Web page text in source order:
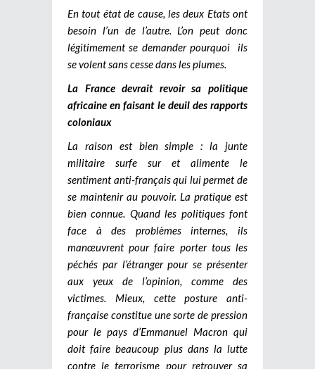
En tout état de cause, les deux Etats ont
besoin l’un de l’autre. L’on peut donc
légitimement se demander pourquoi ils
se volent sans cesse dans les plumes.
La France devrait revoir sa politique
africaine en faisant le deuil des rapports
coloniaux
La raison est bien simple : la junte
militaire surfe sur et alimente le
sentiment anti-français qui lui permet de
se maintenir au pouvoir. La pratique est
bien connue. Quand les politiques font
face à des problèmes internes, ils
manœuvrent pour faire porter tous les
péchés par l’étranger pour se présenter
aux yeux de l’opinion, comme des
victimes. Mieux, cette posture anti-
française constitue une sorte de pression
pour le pays d’Emmanuel Macron qui
doit faire beaucoup plus dans la lutte
contre le terrorisme pour retrouver sa